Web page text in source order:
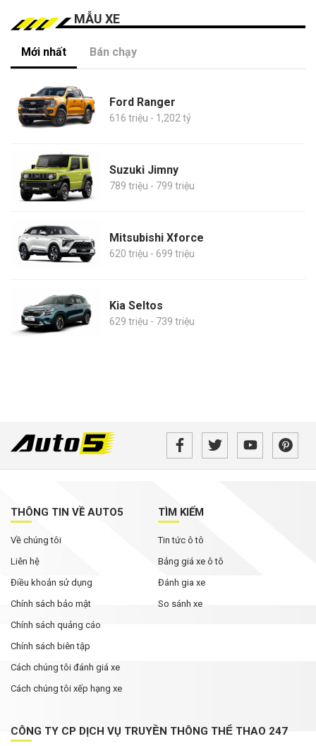
MẪU XE
Mới nhất Bán chạy
Ford Ranger
616 triệu - 1,202 tỷ
Suzuki Jimny
789 triệu - 799 triệu
Mitsubishi Xforce
620 triệu - 699 triệu
Kia Seltos
629 triệu - 739 triệu
THÔNG TIN VỀ AUTO5
Về chúng tôi
Liên hệ
Điều khoản sử dụng
Chính sách bảo mật
Chính sách quảng cáo
Chính sách biên tập
Cách chúng tôi đánh giá xe
Cách chúng tôi xếp hạng xe
TÌM KIẾM
Tin tức ô tô
Bảng giá xe ô tô
Đánh gia xe
So sánh xe
CÔNG TY CP DỊCH VỤ TRUYỀN THÔNG THỂ THAO 247